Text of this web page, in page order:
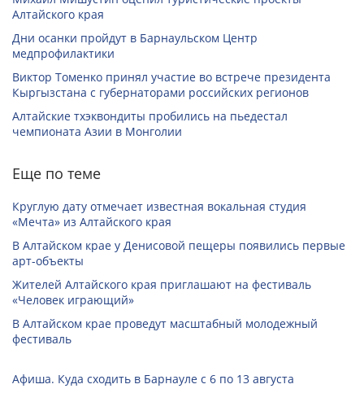
Алтайского края
Дни осанки пройдут в Барнаульском Центр
медпрофилактики
Виктор Томенко принял участие во встрече президента
Кыргызстана с губернаторами российских регионов
Алтайские тхэквондиты пробились на пьедестал
чемпионата Азии в Монголии
Еще по теме
Круглую дату отмечает известная вокальная студия
«Мечта» из Алтайского края
В Алтайском крае у Денисовой пещеры появились первые
арт-объекты
Жителей Алтайского края приглашают на фестиваль
«Человек играющий»
В Алтайском крае проведут масштабный молодежный
фестиваль
Афиша. Куда сходить в Барнауле с 6 по 13 августа